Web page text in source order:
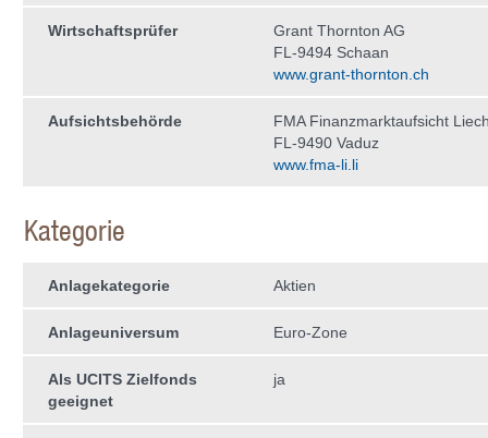
Wirtschaftsprüfer
Grant Thornton AG
FL-9494 Schaan
www.grant-thornton.ch
Aufsichtsbehörde
FMA Finanzmarktaufsicht
FL-9490 Vaduz
www.fma-li.li
Kategorie
Anlagekategorie Aktien
Anlageuniversum Euro-Zone
Als UCITS Zielfonds
geeignet
ja